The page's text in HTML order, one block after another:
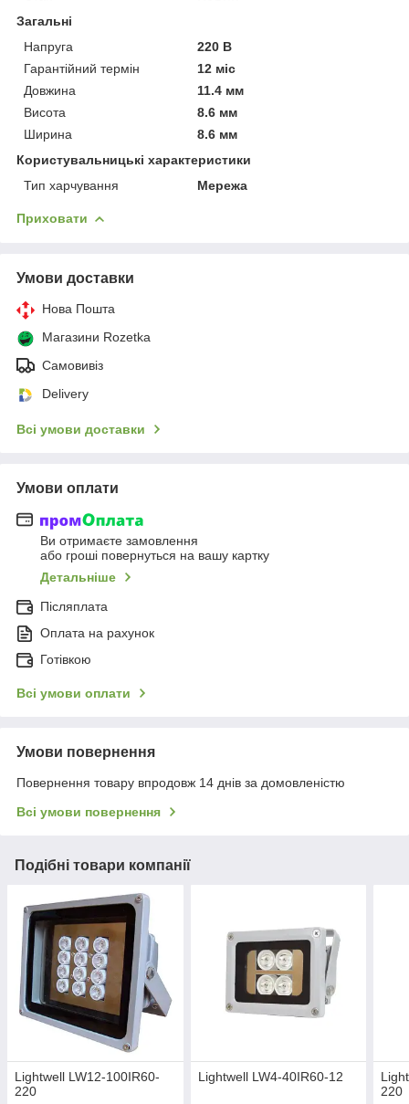
Загальні
Напруга
220 В
Гарантійний термін
12 міс
Довжина
11.4 мм
Висота
8.6 мм
Ширина
8.6 мм
Користувальницькі характеристики
Тип харчування
Мережа
Приховати
Умови доставки
Нова Пошта
Магазини Rozetka
Самовивіз
Delivery
Всі умови доставки
Умови оплати
Ви отримаєте замовлення
або гроші повернуться на вашу картку
Детальніше
Післяплата
Оплата на рахунок
Готівкою
Всі умови оплати
Умови повернення
Повернення товару впродовж 14 днів за домовленістю
Всі умови повернення
Подібні товари компанії
Lightwell LW12-100IR60-
220
Lightwell LW4-40IR60-12
220